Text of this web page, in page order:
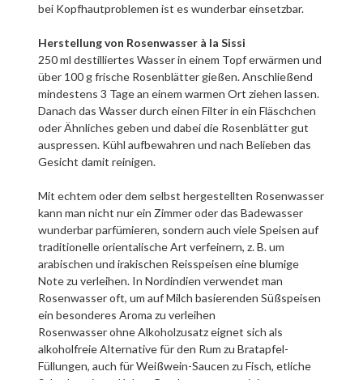
bei Kopfhautproblemen ist es wunderbar einsetzbar.
Herstellung von Rosenwasser à la Sissi
250 ml destilliertes Wasser in einem Topf erwärmen und
über 100 g frische Rosenblätter gießen. Anschließend
mindestens 3 Tage an einem warmen Ort ziehen lassen.
Danach das Wasser durch einen Filter in ein Fläschchen
oder Ähnliches geben und dabei die Rosenblätter gut
auspressen. Kühl aufbewahren und nach Belieben das
Gesicht damit reinigen.
Mit echtem oder dem selbst hergestellten Rosenwasser
kann man nicht nur ein Zimmer oder das Badewasser
wunderbar parfümieren, sondern auch viele Speisen auf
traditionelle orientalische Art verfeinern, z. B. um
arabischen und irakischen Reisspeisen eine blumige
Note zu verleihen. In Nordindien verwendet man
Rosenwasser oft, um auf Milch basierenden Süßspeisen
ein besonderes Aroma zu verleihen
Rosenwasser ohne Alkoholzusatz eignet sich als
alkoholfreie Alternative für den Rum zu Bratapfel-
Füllungen, auch für Weißwein-Saucen zu Fisch, etliche